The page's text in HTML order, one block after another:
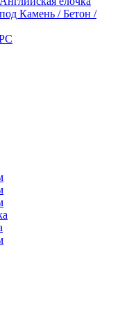
Камень / Бетон /